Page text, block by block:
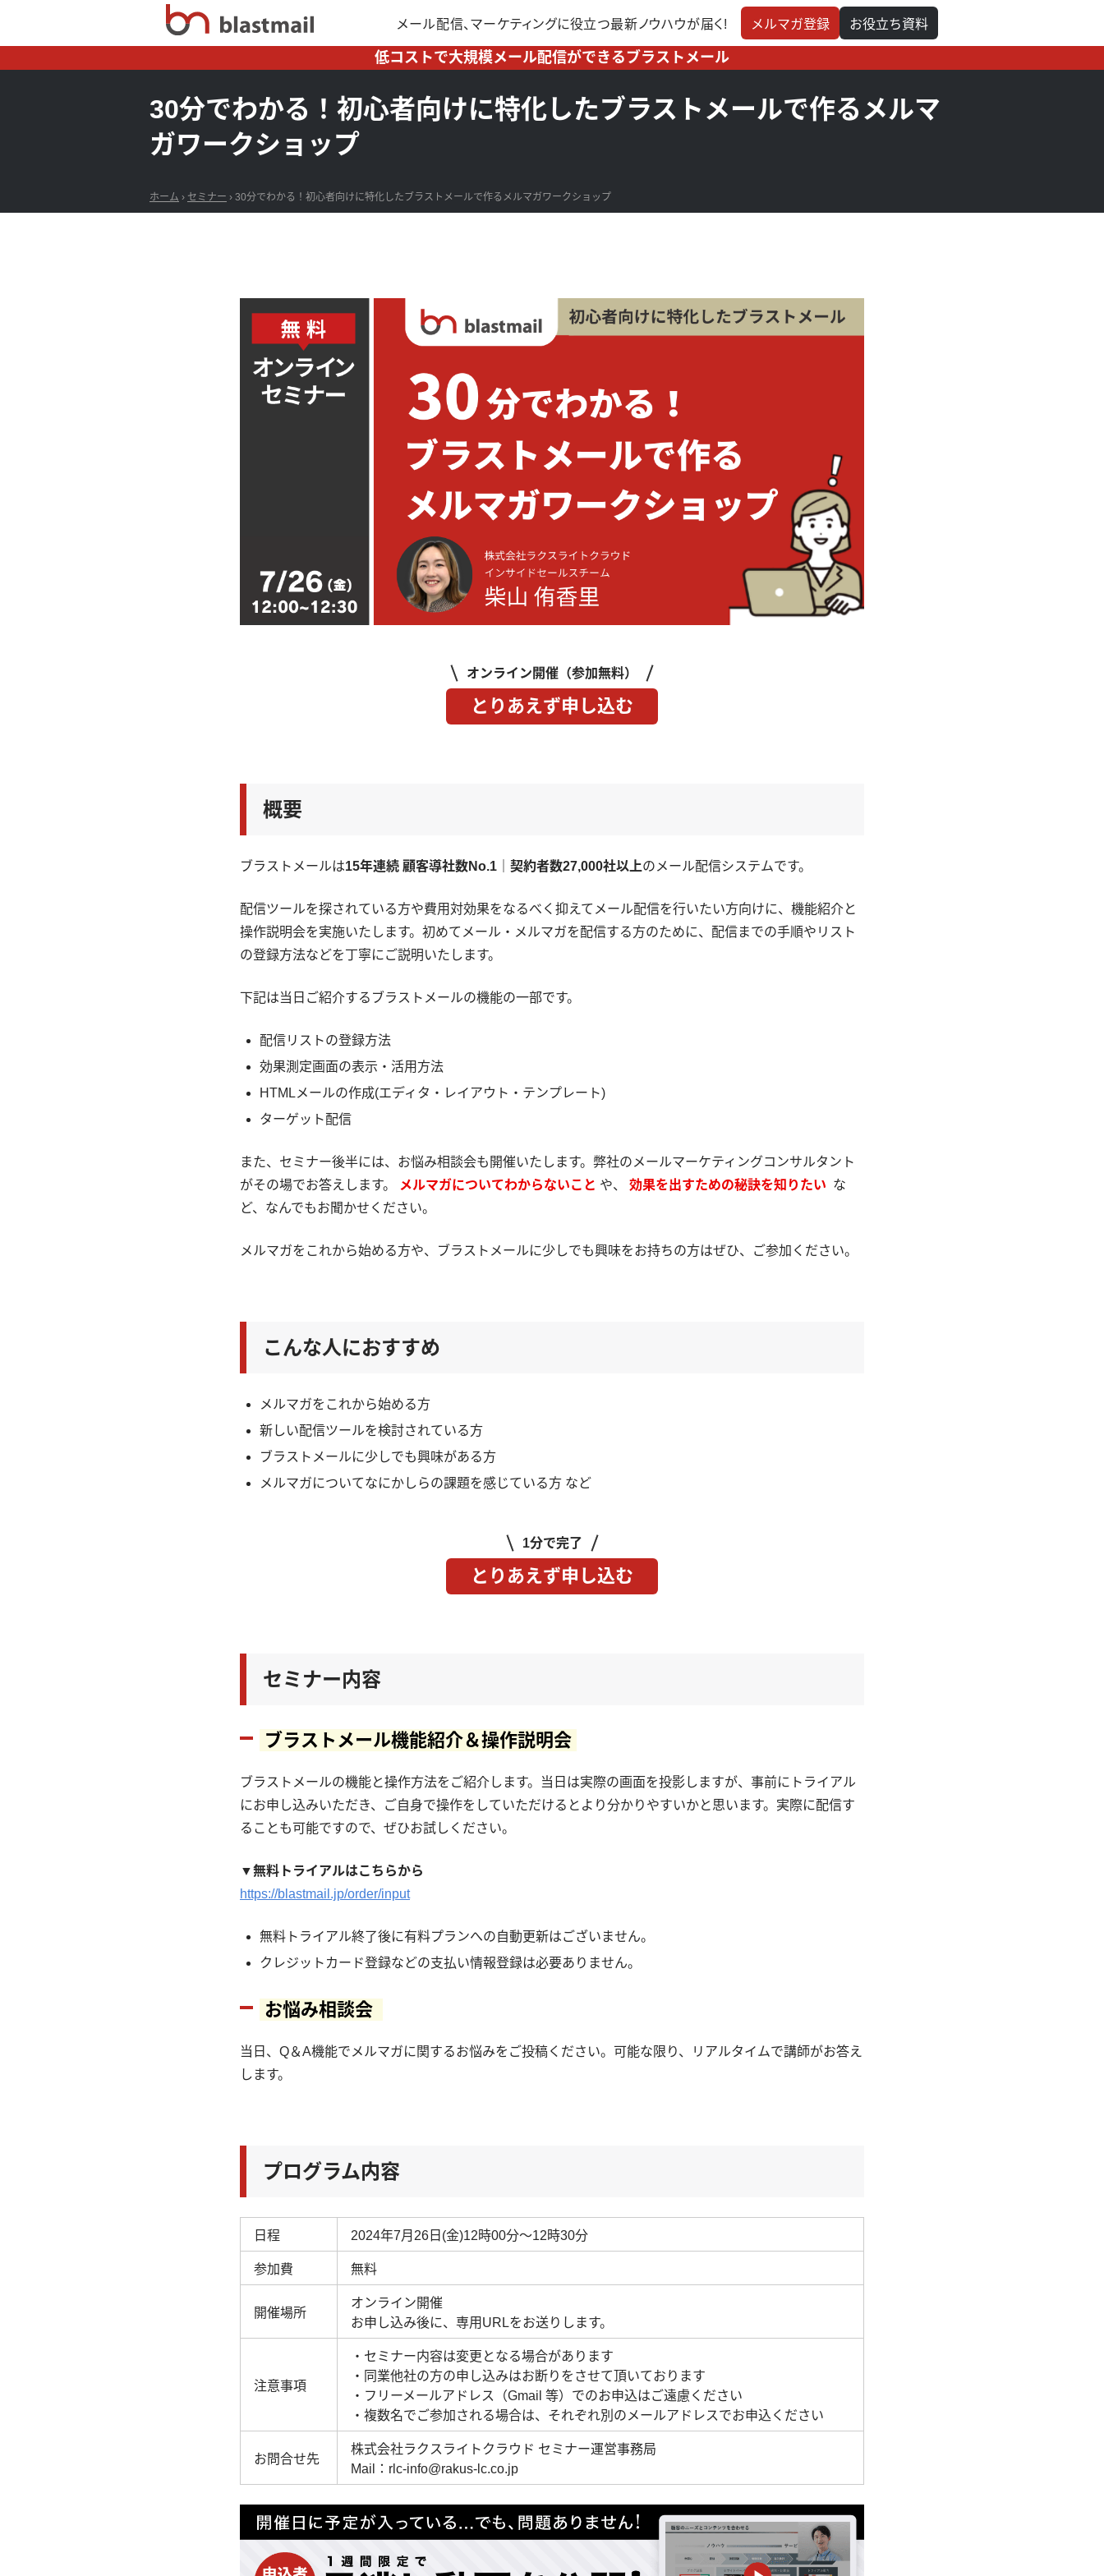
メール配信、マーケティングに役立つ最新ノウハウが届く! メルマガ登録 お役立ち資料
低コストで大規模メール配信ができるブラストメール
30分でわかる！初心者向けに特化したブラストメールで作るメルマ
ガワークショップ
ホーム › セミナー › 30分でわかる！初心者向けに特化したブラストメールで作るメルマガワークショップ
オンライン開催（参加無料）
とりあえず申し込む
概要
ブラストメールは15年連続 顧客導社数No.1｜契約者数27,000社以上のメール配信システムです。
配信ツールを探されている方や費用対効果をなるべく抑えてメール配信を行いたい方向けに、機能紹介と
操作説明会を実施いたします。初めてメール・メルマガを配信する方のために、配信までの手順やリスト
の登録方法などを丁寧にご説明いたします。
下記は当日ご紹介するブラストメールの機能の一部です。
配信リストの登録方法
効果測定画面の表示・活用方法
HTMLメールの作成(エディタ・レイアウト・テンプレート)
ターゲット配信
また、セミナー後半には、お悩み相談会も開催いたします。弊社のメールマーケティングコンサルタント
がその場でお答えします。
メルマガについてわからないこと や、 効果を出すための秘訣を知りたい な
ど、なんでもお聞かせください。
メルマガをこれから始める方や、ブラストメールに少しでも興味をお持ちの方はぜひ、ご参加ください。
こんな人におすすめ
メルマガをこれから始める方
新しい配信ツールを検討されている方
ブラストメールに少しでも興味がある方
メルマガについてなにかしらの課題を感じている方 など
1分で完了
とりあえず申し込む
セミナー内容
ブラストメール機能紹介＆操作説明会
ブラストメールの機能と操作方法をご紹介します。当日は実際の画面を投影しますが、事前にトライアル
にお申し込みいただき、ご自身で操作をしていただけるとより分かりやすいかと思います。実際に配信す
ることも可能ですので、ぜひお試しください。
▼無料トライアルはこちらから
https://blastmail.jp/order/input
無料トライアル終了後に有料プランへの自動更新はございません。
クレジットカード登録などの支払い情報登録は必要ありません。
お悩み相談会
当日、Q＆A機能でメルマガに関するお悩みをご投稿ください。可能な限り、リアルタイムで講師がお答え
します。
プログラム内容
日程 2024年7月26日(金)12時00分～12時30分
参加費 無料
開催場所
オンライン開催
お申し込み後に、専用URLをお送りします。
注意事項
・セミナー内容は変更となる場合があります
・同業他社の方の申し込みはお断りをさせて頂いております
・フリーメールアドレス（Gmail 等）でのお申込はご遠慮ください
・複数名でご参加される場合は、それぞれ別のメールアドレスでお申込ください
お問合せ先
株式会社ラクスライトクラウド セミナー運営事務局
Mail：rlc-info@rakus-lc.co.jp